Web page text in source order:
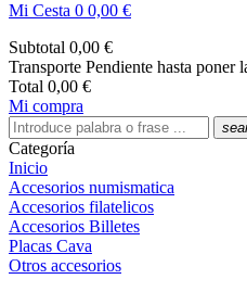
Mi Cesta 0 0,00 €
Subtotal 0,00 €
Transporte Pendiente hasta poner
Total 0,00 €
Mi compra
Categoría
Inicio
Accesorios numismatica
Accesorios filatelicos
Accesorios Billetes
Placas Cava
Otros accesorios